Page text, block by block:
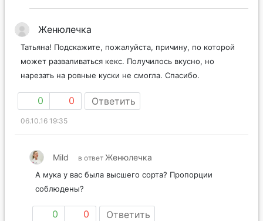
Женюлечка
Татьяна! Подскажите, пожалуйста, причину, по которой
может разваливаться кекс. Получилось вкусно, но
нарезать на ровные куски не смогла. Спасибо.
0 0 Ответить
06.10.16 19:35
Mild в ответ Женюлечка
А мука у вас была высшего сорта? Пропорции
соблюдены?
0 0 Ответить